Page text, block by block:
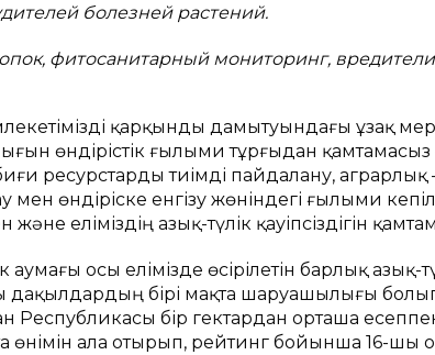
болезней растений.
фитосанитарный мониторинг,
қарқынды дамытуындағы ұзақ
өндірістік ғылыми тұрғыдан
ресурстарды тиімді пайдалану,
мен өндіріске енгізу жөніндегі ғылыми
еліміздің азық-түлік қауіпсіздігін
аумағы осы елімізде өсірілетін барлық
дақылдардың бірі мақта шаруашылығы
Республикасы бір гектaрдaн ортaшa
өнімін aлa отырып, рейтинг бойыншa 16-шы